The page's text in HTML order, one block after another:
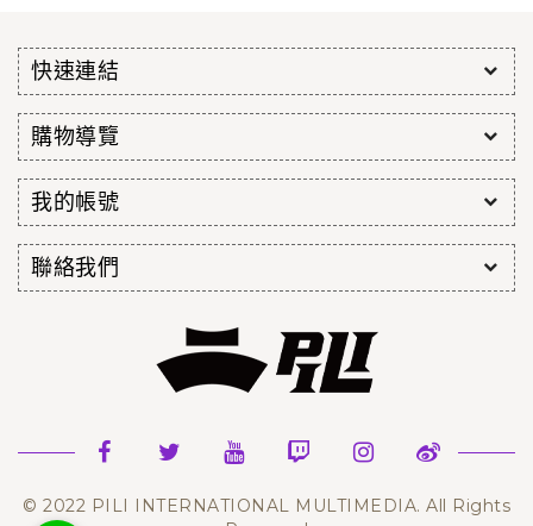
快速連結
購物導覽
我的帳號
聯絡我們
© 2022 PILI INTERNATIONAL MULTIMEDIA. All Rights